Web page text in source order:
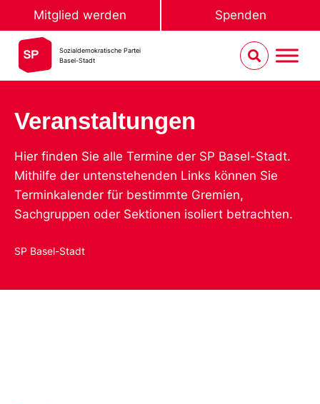
Mitglied werden Spenden
Sozialdemokratische Partei
Basel-Stadt
Veranstaltungen
Hier finden Sie alle Termine der SP Basel-Stadt.
Mithilfe der untenstehenden Links können Sie
Terminkalender für bestimmte Gremien,
Sachgruppen oder Sektionen isoliert betrachten.
SP Basel-Stadt